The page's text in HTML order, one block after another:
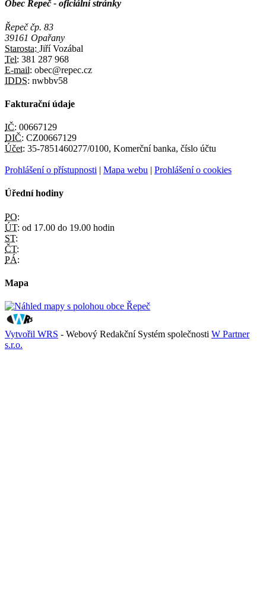
Obec Řepeč - oficiální stránky
Řepeč čp. 83
39161 Opařany
Starosta: Jiří Vozábal
Tel: 381 287 968
E-mail: obec@repec.cz
IDDS: nwbbv58
Fakturační údaje
IČ: 00667129
DIČ: CZ00667129
Účet: 35-7851460277/0100, Komerční banka, číslo účtu
Prohlášení o přístupnosti | Mapa webu | Prohlášení o cookies
Úřední hodiny
PO:
ÚT: od 17.00 do 19.00 hodin
ST:
ČT:
PÁ:
Mapa
Vytvořil WRS - Webový Redakční Systém společnosti W Partner
s.r.o.